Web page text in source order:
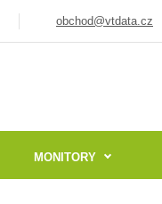
obchod@vtdata.cz
MONITORY